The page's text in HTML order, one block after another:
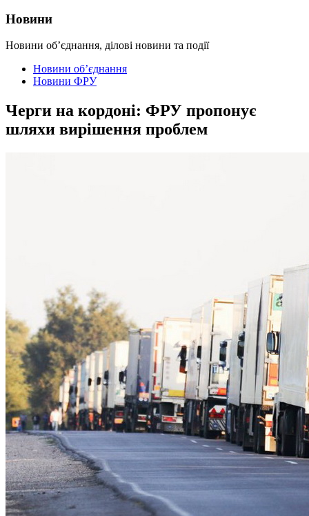
Новини
Новини об’єднання, ділові новини та події
Новини об’єднання
Новини ФРУ
Черги на кордоні: ФРУ пропонує
шляхи вирішення проблем